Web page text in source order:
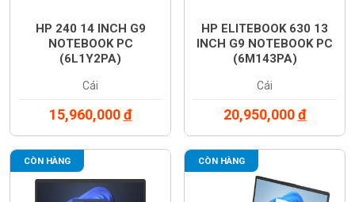
HP 240 14 INCH G9
NOTEBOOK PC
(6L1Y2PA)
Cái
15,960,000đ
HP ELITEBOOK 630 13
INCH G9 NOTEBOOK PC
(6M143PA)
Cái
20,950,000đ
CÒN HÀNG CÒN HÀNG